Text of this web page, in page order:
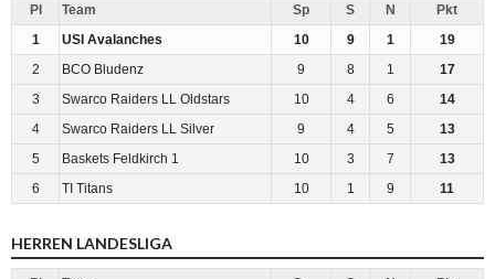
Pl Team Sp S N
Pkt
1
USI Avalanches 10 9 1
19
2
BCO Bludenz 9 8 1
17
3
Swarco Raiders LL Oldstars 10 4 6
14
4
Swarco Raiders LL Silver 9 4 5
13
5
Baskets Feldkirch 1 10 3 7
13
6
TI Titans 10 1 9 11
HERREN LANDESLIGA